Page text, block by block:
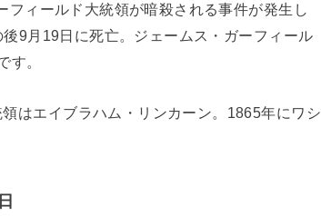
ィールド大統領が暗殺される事件が発生し
9月19日に死亡。ジェームス・ガーフィール
す。
はエイブラハム・リンカーン。1865年にワシ